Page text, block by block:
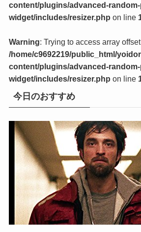
content/plugins/advanced-
widget/includes/resizer.php on line
Warning: Trying to access array
/home/c9692219/public_html/
content/plugins/advanced-
widget/includes/resizer.php on line
今日のおすすめ